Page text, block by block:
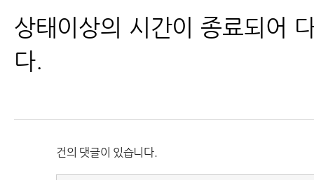
상태이상의 시간이 종료되어
다.
건의 댓글이 있습니다.